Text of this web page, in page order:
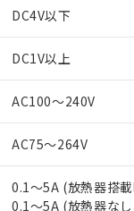
DC4V以下
DC1V以上
AC100～240V
AC75～264V
0.1～5A (放熱器搭
0.1～5A (放熱器な
件
読みいただき、同意
。
機器事業取扱商品の
EU RoHS指令（10物
EU RoHS指令（10
センス料など無形物
により、非含有部品
1000ppm以下、ポリ臭化
ルヘキシル) (DEHP)(別
表
質材料含有率が中国
質材料含有率が中国
これら貴社製品のう
出または国外への提
な手続きをとります。